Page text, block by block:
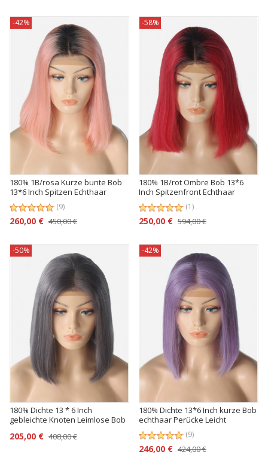
-42%
180% 1B/rosa Kurze bunte Bob
13*6 Inch Spitzen Echthaar
Perücke
(9)
450,00 €
260,00 €
-58%
180% 1B/rot Ombre Bob 13*6
Inch Spitzenfront Echthaar
Perücke
(1)
594,00 €
250,00 €
-50%
180% Dichte 13 * 6 Inch
gebleichte Knoten Leimlose Bob
408,00 €
205,00 €
-42%
180% Dichte 13*6 Inch kurze Bob
echthaar Perücke Leicht
gebleichte Knoten
(9)
424,00 €
246,00 €